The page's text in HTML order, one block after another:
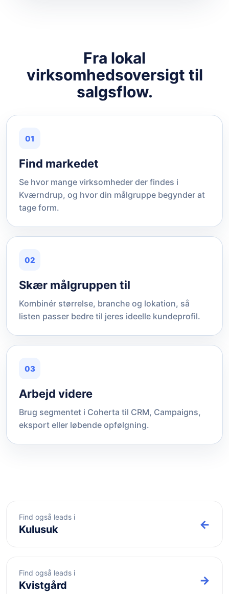
Fra lokal
virksomhedsoversigt til
salgsflow.
01
Find markedet
Se hvor mange virksomheder der findes i
Kværndrup, og hvor din målgruppe begynder at
tage form.
02
Skær målgruppen til
Kombinér størrelse, branche og lokation, så
listen passer bedre til jeres ideelle kundeprofil.
03
Arbejd videre
Brug segmentet i Coherta til CRM, Campaigns,
eksport eller løbende opfølgning.
Find også leads i
Kulusuk ←
Find også leads i
Kvistgård →